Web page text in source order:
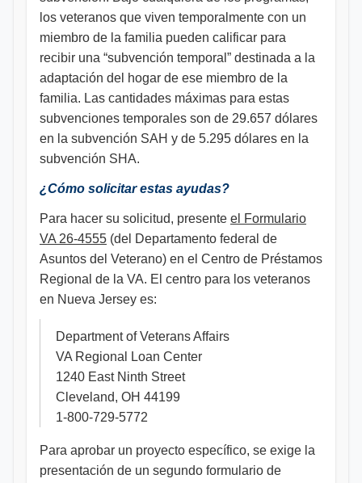
los veteranos que viven temporalmente con un
miembro de la familia pueden calificar para
recibir una “subvención temporal” destinada a la
adaptación del hogar de ese miembro de la
familia. Las cantidades máximas para estas
subvenciones temporales son de 29.657 dólares
en la subvención SAH y de 5.295 dólares en la
subvención SHA.
¿Cómo solicitar estas ayudas?
Para hacer su solicitud, presente el Formulario
VA 26-4555 (del Departamento federal de
Asuntos del Veterano) en el Centro de Préstamos
Regional de la VA. El centro para los veteranos
en Nueva Jersey es:
Department of Veterans Affairs
VA Regional Loan Center
1240 East Ninth Street
Cleveland, OH 44199
1-800-729-5772
Para aprobar un proyecto específico, se exige la
presentación de un segundo formulario de